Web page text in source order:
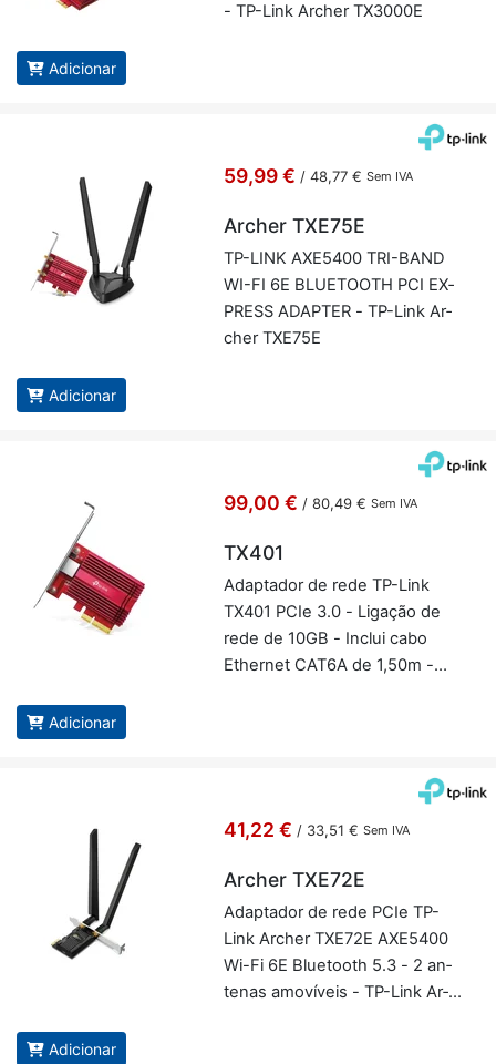
- TP-Link Ar­cher TX3000E
Adicionar
59,99 € / 48,77 € Sem IVA
Archer TXE75E
TP-LINK AXE5400 TRI-BAND
WI-FI 6E BLU­E­TOOTH PCI EX­
PRESS ADAPTER - TP-Link Ar­
cher TXE75E
Adicionar
99,00 € / 80,49 € Sem IVA
TX401
Adap­tador de rede TP-Link
TX401 PCIe 3.0 - Li­gação de
rede de 10GB - In­clui cabo
Ethernet CAT6A de 1,50m -
Adicionar
41,22 € / 33,51 € Sem IVA
Archer TXE72E
Adap­tador de rede PCIe TP-
Link Ar­cher TXE72E AXE5400
Wi-Fi 6E Blu­e­tooth 5.3 - 2 an­
tenas amo­ví­veis - TP-Link Ar­
Adicionar